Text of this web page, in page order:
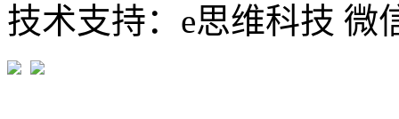
技术支持：e思维科技 微